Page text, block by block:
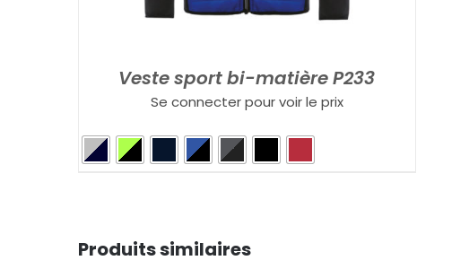
Veste sport bi-matière P233
Se connecter pour voir le prix
Produits similaires